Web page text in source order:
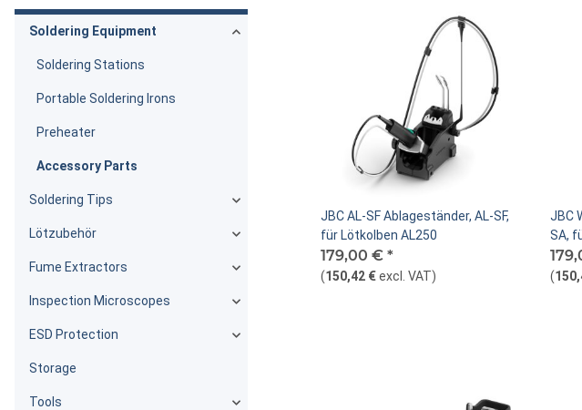
JBC AL-SF Ablageständer, AL-SF,
für Lötkolben AL250
179,00 € *
(150,42 €excl. VAT)
JBC
SA,
A
(
Soldering Equipment
Soldering Stations
Portable Soldering Irons
Preheater
Accessory Parts
Soldering Tips
Lötzubehör
Fume Extractors
Inspection Microscopes
ESD Protection
Storage
Tools